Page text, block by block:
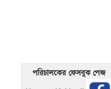
পরিচালকের ফেসবুক পেজ